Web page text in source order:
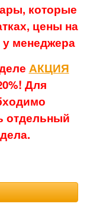
которые
цены на
у менеджера
АКЦИЯ
Для
отдельный